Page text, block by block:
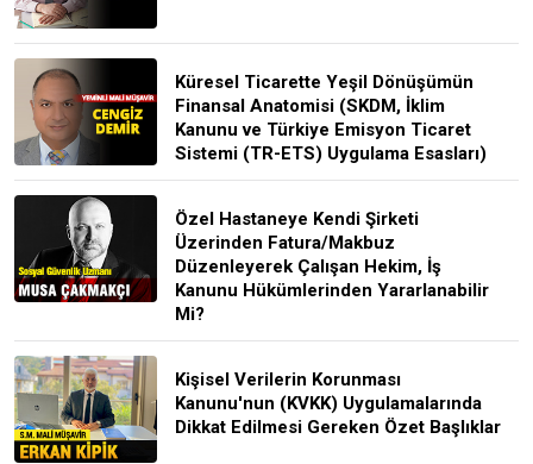
Küresel Ticarette Yeşil Dönüşümün
Finansal Anatomisi (SKDM, İklim
Kanunu ve Türkiye Emisyon Ticaret
Sistemi (TR-ETS) Uygulama Esasları)
Özel Hastaneye Kendi Şirketi
Üzerinden Fatura/Makbuz
Düzenleyerek Çalışan Hekim, İş
Kanunu Hükümlerinden Yararlanabilir
Mi?
Kişisel Verilerin Korunması
Kanunu'nun (KVKK) Uygulamalarında
Dikkat Edilmesi Gereken Özet Başlıklar